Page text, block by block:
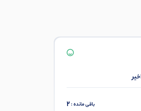
باقی مانده :2